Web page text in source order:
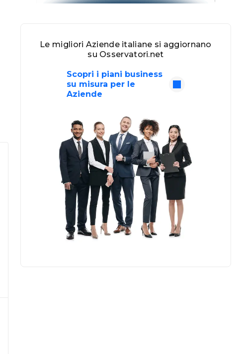
Le migliori Aziende italiane si aggiornano
su Osservatori.net
Scopri i piani business
su misura per le
Aziende